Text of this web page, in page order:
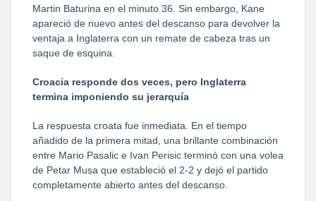
Martin Baturina en el minuto 36. Sin embargo, Kane
apareció de nuevo antes del descanso para devolver la
ventaja a Inglaterra con un remate de cabeza tras un
saque de esquina.
Croacia responde dos veces, pero Inglaterra
termina imponiendo su jerarquía
La respuesta croata fue inmediata. En el tiempo
añadido de la primera mitad, una brillante combinación
entre Mario Pasalic e Ivan Perisic terminó con una volea
de Petar Musa que estableció el 2-2 y dejó el partido
completamente abierto antes del descanso.